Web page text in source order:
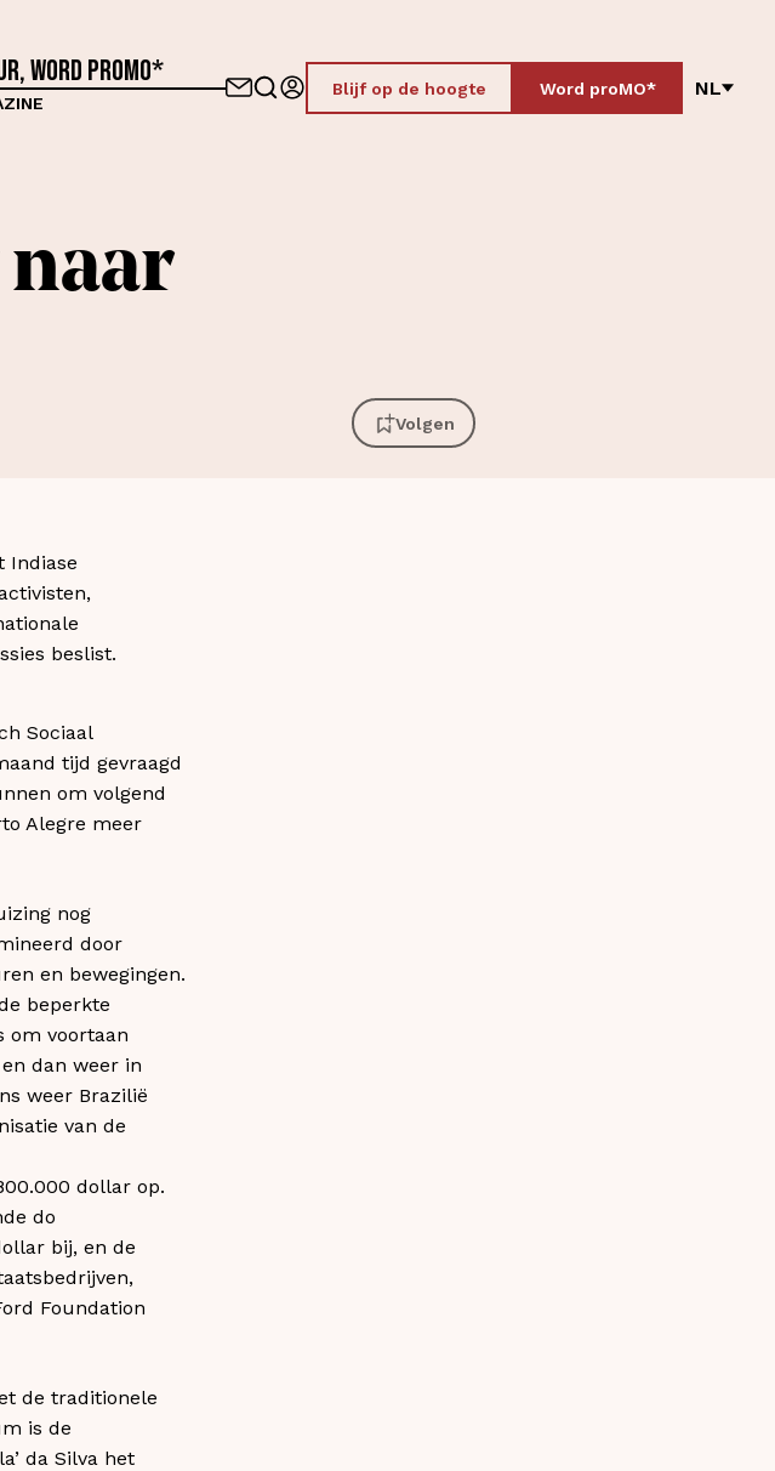
word proMO* Blijf op de hoogte Word proMO* NL
Volgen
Indiase
beslist.
Sociaal
tijd gevraagd
om volgend
Alegre meer
nog
door
en bewegingen.
beperkte
om voortaan
dan weer in
weer Brazilië
van de
dollar op.
do
bij, en de
Foundation
de traditionele
is de
da Silva het